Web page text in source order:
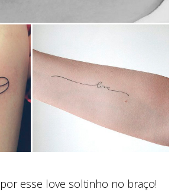
esse love soltinho no braço!